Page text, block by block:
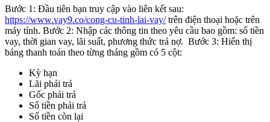
Bước 1: Đầu tiên bạn truy cập vào liên kết sau:
https://www.vay9.co/cong-cu-tinh-lai-vay/trên điện thoại hoặc trên
máy tính. Bước 2: Nhập các thông tin theo yêu cầu bao gồm: số tiền
vay, thời gian vay, lãi suất, phương thức trả nợ. Bước 3: Hiển thị
bảng thanh toán theo từng tháng gồm có 5 cột:
Kỳ hạn
Lãi phải trả
Gốc phải trả
Số tiền phải trả
Số tiền còn lại